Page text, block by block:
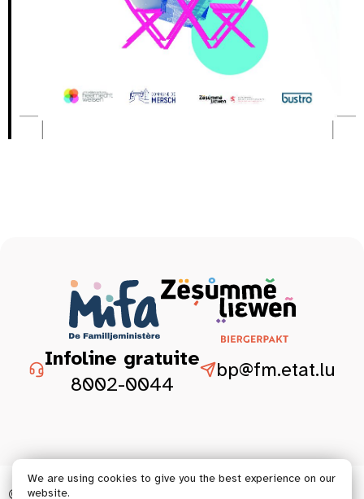
Infoline gratuite
8002-0044
bp@fm.etat.lu
© 2026 Tous droits réservés.
We are using cookies to give you the best experience on our
website.